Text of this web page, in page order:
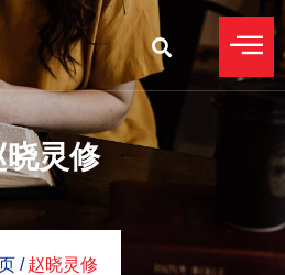
晓灵修
/ 赵晓灵修